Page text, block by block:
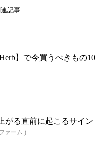
記事
】で今買うべきもの10
がる直前に起こるサイン
ァーム )